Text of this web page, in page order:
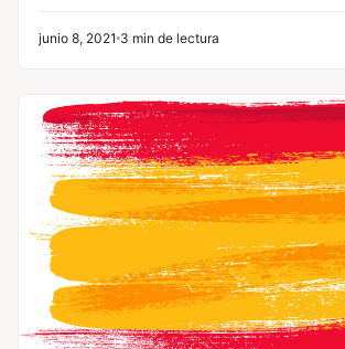
junio 8, 2021 3 min de lectura